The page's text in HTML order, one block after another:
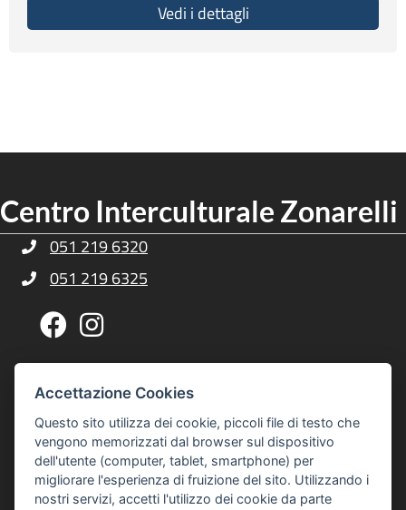
Vedi i dettagli
Centro Interculturale Zonarelli
Telefono Centro Culturale Zonarelli
051 219 6320
Telefono Centro Culturale Zonarelli
051 219 6325
Pagina Facebook Centro Zonarelli
Profilo Instagram Centro Zonarelli
Indirizzo Centro Culturale Zonarelli
Email Centro Interculturale Zonarelli
interculturalezonarelli@comune.bologna.it
Informativa Privacy e Cookies
Informativa privacy e cookies
Accettazione Cookies
Questo sito utilizza dei cookie, piccoli file di testo che
vengono memorizzati dal browser sul dispositivo
dell'utente (computer, tablet, smartphone) per
migliorare l'esperienza di fruizione del sito. Utilizzando i
nostri servizi, accetti l'utilizzo dei cookie da parte